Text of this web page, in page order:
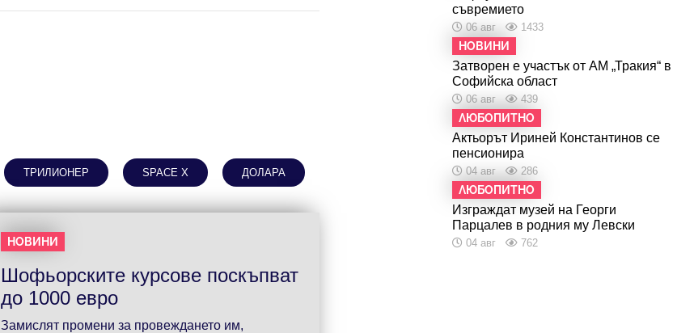
ТРИЛИОНЕР SPACE X ДОЛАРА
НОВИНИ
Шофьорските курсове поскъпват
до 1000 евро
Замислят промени за провеждането им,
съвремието
06 авг 1433
НОВИНИ
Затворен е участък от АМ „Тракия“ в
Софийска област
06 авг 439
ЛЮБОПИТНО
Актьорът Ириней Константинов се
пенсионира
04 авг 286
ЛЮБОПИТНО
Изграждат музей на Георги
Парцалев в родния му Левски
04 авг 762